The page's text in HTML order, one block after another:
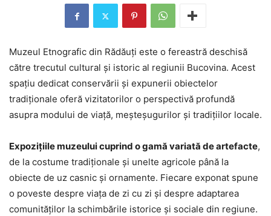
Muzeul Etnografic din Rădăuți este o fereastră deschisă
către trecutul cultural și istoric al regiunii Bucovina. Acest
spațiu dedicat conservării și expunerii obiectelor
tradiționale oferă vizitatorilor o perspectivă profundă
asupra modului de viață, meșteșugurilor și tradițiilor locale.
Expozițiile muzeului cuprind o gamă variată de artefacte,
de la costume tradiționale și unelte agricole până la
obiecte de uz casnic și ornamente. Fiecare exponat spune
o poveste despre viața de zi cu zi și despre adaptarea
comunităților la schimbările istorice și sociale din regiune.